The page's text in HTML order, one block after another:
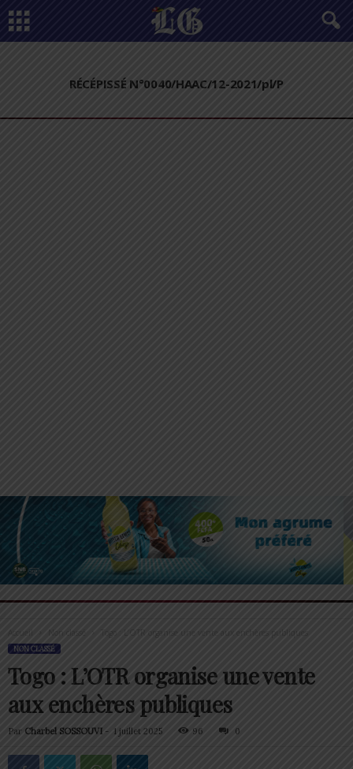
RÉCÉPISSÉ N°0040/HAAC/12-2021/pl/P
Accueil Togo : L’OTR organise une vente aux enchères publiques
NON CLASSÉ
Togo : L’OTR organise une vente
aux enchères publiques
Par Charbel SOSSOUVI - 1 juillet 2025 96 0